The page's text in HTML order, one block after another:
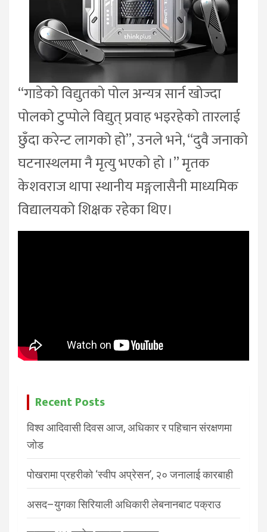
“गाडेको विद्युतको पोल अन्यत्र सार्न खोज्दा
पोलको टुप्पोले विद्युत् प्रवाह भइरहेको तारलाई
छुँदा करेन्ट लागको हो”, उनले भने, “दुवै जनाको
घटनास्थलमा नै मृत्यु भएको हो ।” मृतक
केशवराज थापा स्थानीय मङ्गलासैनी माध्यमिक
विद्यालयको शिक्षक रहेका थिए।
Recent Posts
विश्व आदिवासी दिवस आज, अधिकार र पहिचान संरक्षणमा
जोड
पोखरामा प्रहरीको ‘स्वीप अप्रेसन’, २० जनालाई कारबाही
असद–युगका सिरियाली अधिकारी लेबनानबाट पक्राउ